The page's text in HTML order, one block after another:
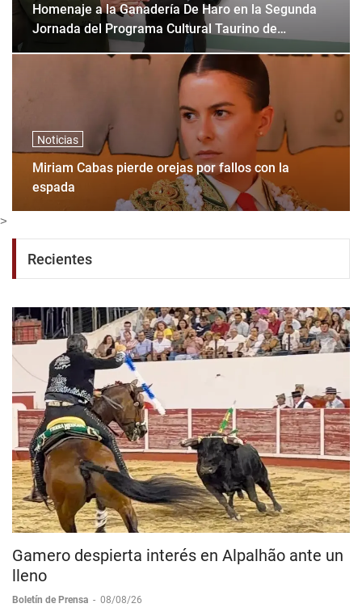
Homenaje a la Ganadería De Haro en la Segunda
Jornada del Programa Cultural Taurino de
Noticias
Miriam Cabas pierde orejas por fallos con la
espada
>
Recientes
Gamero despierta interés en Alpalhão ante un
lleno
Boletín de Prensa - 08/08/26